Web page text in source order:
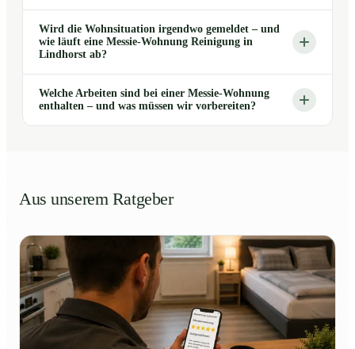
Wird die Wohnsituation irgendwo gemeldet – und
wie läuft eine Messie-Wohnung Reinigung in
Lindhorst ab?
Welche Arbeiten sind bei einer Messie-Wohnung
enthalten – und was müssen wir vorbereiten?
Aus unserem Ratgeber